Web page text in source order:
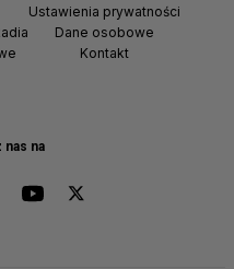
nas na
Ustawienia prywatności
Dane osobowe
Kontakt